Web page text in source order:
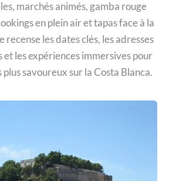
marchés animés, gamba rouge
en plein air et tapas face à la
recense les dates clés, les adresses
les expériences immersives pour
savoureux sur la Costa Blanca.